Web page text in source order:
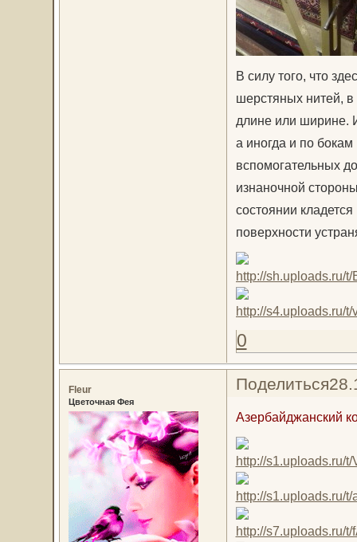
В силу того, что
шерстяных нитей,
длине или ширине.
а иногда и по
вспомогательных
изнаночной
состоянии
поверхности
0
Поделиться
Fleur
Цветочная Фея
Азербайджанский